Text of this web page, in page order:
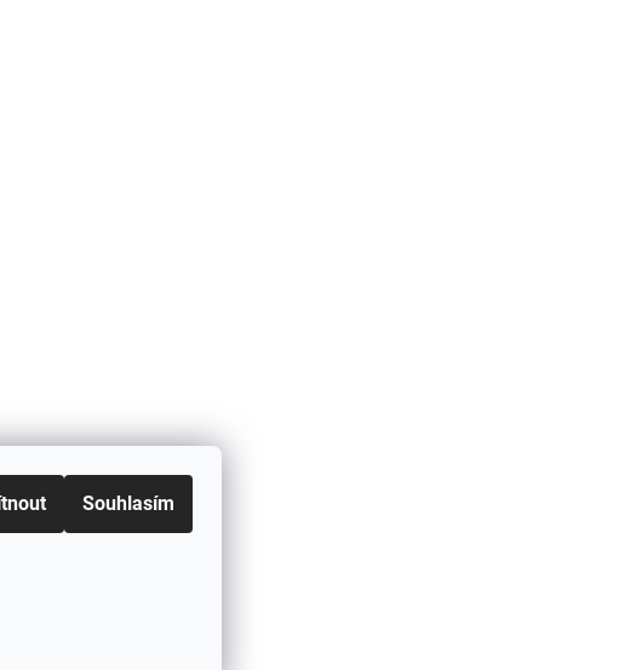
Souhlasím